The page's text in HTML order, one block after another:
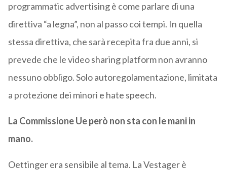
programmatic advertising è come parlare di una
direttiva “a legna”, non al passo coi tempi. In quella
stessa direttiva, che sarà recepita fra due anni, si
prevede che le video sharing platform non avranno
nessuno obbligo. Solo autoregolamentazione, limitata
a protezione dei minori e hate speech.
La Commissione Ue però non sta con le mani in
mano.
Oettinger era sensibile al tema. La Vestager è